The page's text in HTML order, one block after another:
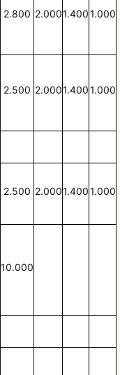
2.800 2.0001.4001.000
2.500 2.0001.4001.000
2.500 2.0001.4001.000
10.000